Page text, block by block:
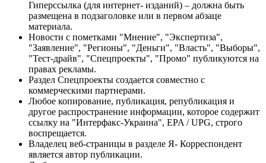
Гиперссылка (для интернет- изданий) – должна быть
размещена в подзаголовке или в первом абзаце
материала.
Новости с пометками "Мнение", "Экспертиза",
"Заявление", "Регионы", "Деньги", "Власть", "Выборы",
"Тест-драйв", "Спецпроекты", "Промо" публикуются на
правах рекламы.
Раздел Спецпроекты создается совместно с
коммерческими партнерами.
Любое копирование, публикация, републикация и
другое распространение информации, которое содержит
ссылку на "Интерфакс-Украина", EPA / UPG, строго
воспрещается.
Владелец веб-страницы в разделе Я- Корреспондент
является автор публикации.